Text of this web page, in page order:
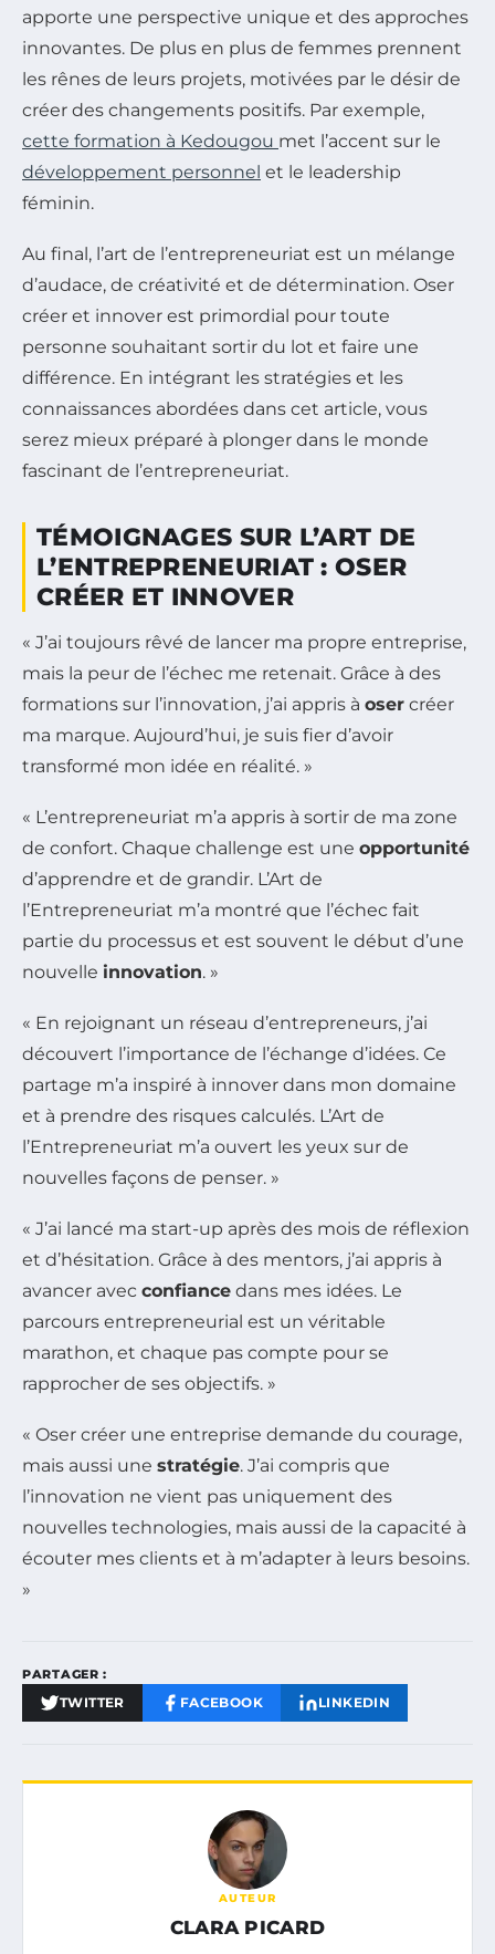
apporte une perspective unique et des approches
innovantes. De plus en plus de femmes prennent
les rênes de leurs projets, motivées par le désir de
créer des changements positifs. Par exemple,
cette formation à Kedougou met l’accent sur le
développement personnel et le leadership
féminin.
Au final, l’art de l’entrepreneuriat est un mélange
d’audace, de créativité et de détermination. Oser
créer et innover est primordial pour toute
personne souhaitant sortir du lot et faire une
différence. En intégrant les stratégies et les
connaissances abordées dans cet article, vous
serez mieux préparé à plonger dans le monde
fascinant de l’entrepreneuriat.
TÉMOIGNAGES SUR L’ART DE
L’ENTREPRENEURIAT : OSER
CRÉER ET INNOVER
« J’ai toujours rêvé de lancer ma propre entreprise,
mais la peur de l’échec me retenait. Grâce à des
formations sur l’innovation, j’ai appris à oser créer
ma marque. Aujourd’hui, je suis fier d’avoir
transformé mon idée en réalité. »
« L’entrepreneuriat m’a appris à sortir de ma zone
de confort. Chaque challenge est une opportunité
d’apprendre et de grandir. L’Art de
l’Entrepreneuriat m’a montré que l’échec fait
partie du processus et est souvent le début d’une
nouvelle innovation. »
« En rejoignant un réseau d’entrepreneurs, j’ai
découvert l’importance de l’échange d’idées. Ce
partage m’a inspiré à innover dans mon domaine
et à prendre des risques calculés. L’Art de
l’Entrepreneuriat m’a ouvert les yeux sur de
nouvelles façons de penser. »
« J’ai lancé ma start-up après des mois de réflexion
et d’hésitation. Grâce à des mentors, j’ai appris à
avancer avec confiance dans mes idées. Le
parcours entrepreneurial est un véritable
marathon, et chaque pas compte pour se
rapprocher de ses objectifs. »
« Oser créer une entreprise demande du courage,
mais aussi une stratégie. J’ai compris que
l’innovation ne vient pas uniquement des
nouvelles technologies, mais aussi de la capacité à
écouter mes clients et à m’adapter à leurs besoins.
»
PARTAGER :
TWITTER FACEBOOK LINKEDIN
AUTEUR
CLARA PICARD